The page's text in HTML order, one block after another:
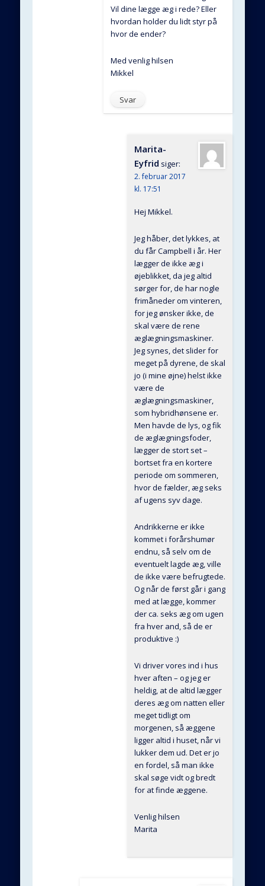
Vil dine lægge æg i rede? Eller
hvordan holder du lidt styr på
hvor de ender?
Med venlig hilsen
Mikkel
Svar
Marita-
Eyfrid siger:
2. februar 2017
kl. 17:51
Hej Mikkel.
Jeg håber, det lykkes, at
du får Campbell i år. Her
lægger de ikke æg i
øjeblikket, da jeg altid
sørger for, de har nogle
frimåneder om vinteren,
for jeg ønsker ikke, de
skal være de rene
æglægningsmaskiner.
Jeg synes, det slider for
meget på dyrene, de skal
jo (i mine øjne) helst ikke
være de
æglægningsmaskiner,
som hybridhønsene er.
Men havde de lys, og fik
de æglægningsfoder,
lægger de stort set –
bortset fra en kortere
periode om sommeren,
hvor de fælder, æg seks
af ugens syv dage.
Andrikkerne er ikke
kommet i forårshumør
endnu, så selv om de
eventuelt lagde æg, ville
de ikke være befrugtede.
Og når de først går i gang
med at lægge, kommer
der ca. seks æg om ugen
fra hver and, så de er
produktive :)
Vi driver vores ind i hus
hver aften – og jeg er
heldig, at de altid lægger
deres æg om natten eller
meget tidligt om
morgenen, så æggene
ligger altid i huset, når vi
lukker dem ud. Det er jo
en fordel, så man ikke
skal søge vidt og bredt
for at finde æggene.
Venlig hilsen
Marita